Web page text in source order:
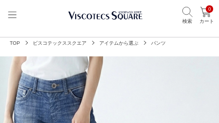
検索
0
カート
TOP ビスコテックススクエア アイテムから選ぶ パンツ